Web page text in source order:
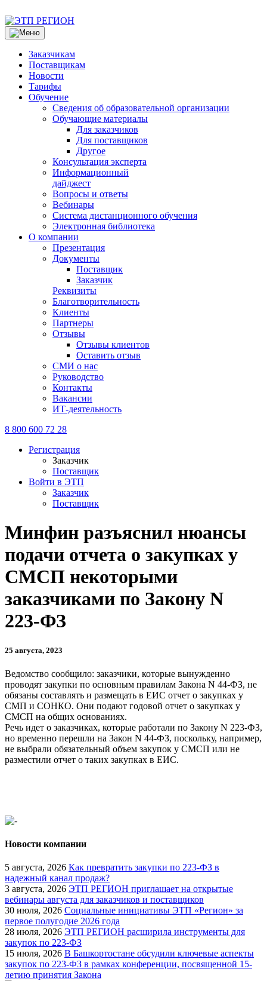
Заказчикам
Поставщикам
Новости
Тарифы
Обучение
Сведения об образовательной организации
Обучающие материалы
Для заказчиков
Для поставщиков
Другое
Консультация эксперта
Информационный
дайджест
Вопросы и ответы
Вебинары
Система дистанционного обучения
Электронная библиотека
О компании
Презентация
Документы
Поставщик
Заказчик
Реквизиты
Благотворительность
Клиенты
Партнеры
Отзывы
Отзывы клиентов
Оставить отзыв
СМИ о нас
Руководство
Контакты
Вакансии
ИТ-деятельность
8 800 600 72 28
Регистрация
Заказчик
Поставщик
Войти в ЭТП
Заказчик
Поставщик
Минфин разъяснил нюансы
подачи отчета о закупках у
СМСП некоторыми
заказчиками по Закону N
223-ФЗ
25 августа, 2023
Ведомство сообщило: заказчики, которые вынужденно
проводят закупки по основным правилам Закона N 44-ФЗ, не
обязаны составлять и размещать в ЕИС отчет о закупках у
СМП и СОНКО. Они подают годовой отчет о закупках у
СМСП на общих основаниях.
Речь идет о заказчиках, которые работали по Закону N 223-ФЗ,
но временно перешли на Закон N 44-ФЗ, поскольку, например,
не выбрали обязательный объем закупок у СМСП или не
разместили отчет о таких закупках в ЕИС.
Новости компании
5 августа, 2026 Как превратить закупки по 223-ФЗ в
надежный канал продаж?
3 августа, 2026 ЭТП РЕГИОН приглашает на открытые
вебинары августа для заказчиков и поставщиков
30 июля, 2026 Социальные инициативы ЭТП «Регион» за
первое полугодие 2026 года
28 июля, 2026 ЭТП РЕГИОН расширила инструменты для
закупок по 223-ФЗ
15 июля, 2026 В Башкортостане обсудили ключевые аспекты
закупок по 223-ФЗ в рамках конференции, посвященной 15-
летию принятия Закона